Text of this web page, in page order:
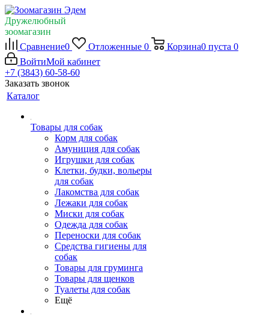
Дружелюбный
зоомагазин
Сравнение0 Отложенные 0 Корзина0 пуста 0
ВойтиМой кабинет
+7 (3843) 60-58-60
Заказать звонок
Каталог
Товары для собак
Корм для собак
Амуниция для собак
Игрушки для собак
Клетки, будки, вольеры
для собак
Лакомства для собак
Лежаки для собак
Миски для собак
Одежда для собак
Переноски для собак
Средства гигиены для
собак
Товары для груминга
Товары для щенков
Туалеты для собак
Ещё